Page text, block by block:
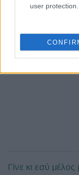
user protection.
Γίνε κι εσύ